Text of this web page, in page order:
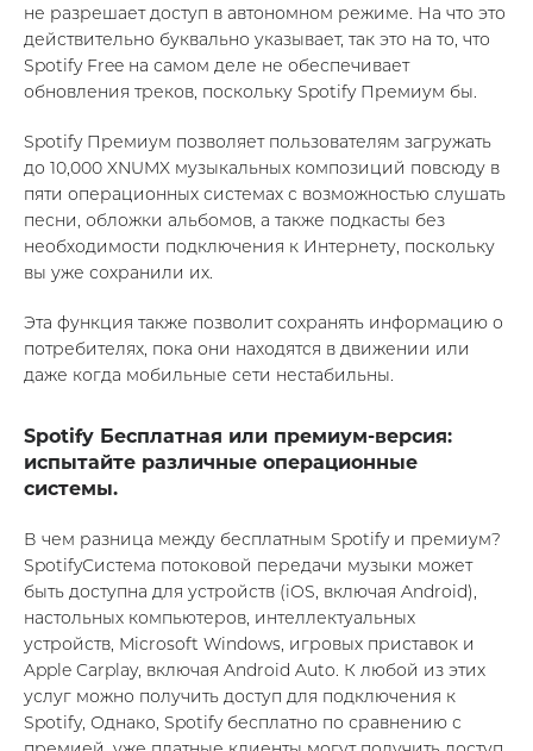
не разрешает доступ в автономном режиме. На что это
действительно буквально указывает, так это на то, что
Spotify Free на самом деле не обеспечивает
обновления треков, поскольку Spotify Премиум бы.
Spotify Премиум позволяет пользователям загружать
до 10,000 XNUMX музыкальных композиций повсюду в
пяти операционных системах с возможностью слушать
песни, обложки альбомов, а также подкасты без
необходимости подключения к Интернету, поскольку
вы уже сохранили их.
Эта функция также позволит сохранять информацию о
потребителях, пока они находятся в движении или
даже когда мобильные сети нестабильны.
Spotify Бесплатная или премиум-версия:
испытайте различные операционные
системы.
В чем разница между бесплатным Spotify и премиум?
SpotifyСистема потоковой передачи музыки может
быть доступна для устройств (iOS, включая Android),
настольных компьютеров, интеллектуальных
устройств, Microsoft Windows, игровых приставок и
Apple Carplay, включая Android Auto. К любой из этих
услуг можно получить доступ для подключения к
Spotify, Однако, Spotify бесплатно по сравнению с